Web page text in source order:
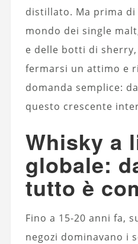
distillato. Ma prima
mondo dei single
e delle botti di sherry,
fermarsi un attimo e
domanda semplice:
questo crescente
Whisky a
globale:
tutto è
Fino a 15-20 anni fa,
negozi dominavano i